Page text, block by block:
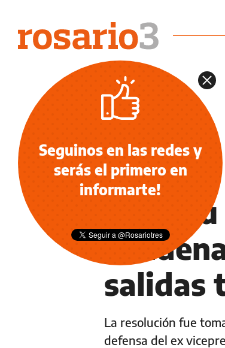
INFORMACIÓN GENERAL
salidas
La resolución fue
defensa del ex
Seguinos en las redes y
serás el primero en
informarte!